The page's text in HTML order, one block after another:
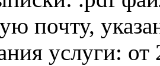
почту,
услуги: от